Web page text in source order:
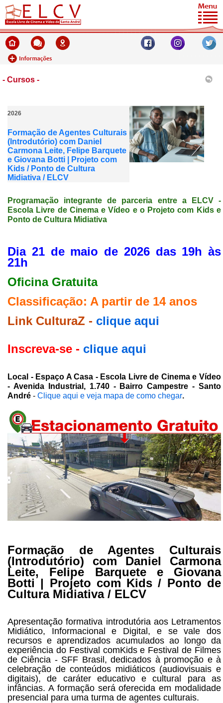
- Cursos -
2026
Formação de Agentes Culturais
(Introdutório) com Daniel
Carmona Leite, Felipe Barquete
e Giovana Botti | Projeto com
Kids / Ponto de Cultura
Midiativa / ELCV
Programação integrante de parceria entre a ELCV -
Escola Livre de Cinema e Vídeo e o Projeto com Kids e
Ponto de Cultura Midiativa
Dia 21 de maio de 2026 das 19h às
21h
Oficina Gratuita
Classificação: A partir de 14 anos
Link CulturaZ - clique aqui
Inscreva-se - clique aqui
Local - Espaço A Casa - Escola Livre de Cinema e Vídeo
- Avenida Industrial, 1.740 - Bairro Campestre - Santo
André - Clique aqui e veja mapa de como chegar.
Formação de Agentes Culturais
(Introdutório) com Daniel Carmona
Leite, Felipe Barquete e Giovana
Botti | Projeto com Kids / Ponto de
Cultura Midiativa / ELCV
Apresentação formativa introdutória aos Letramentos
Midiático, Informacional e Digital, e se vale dos
recursos e aprendizados acumulados ao longo da
experiência do Festival comKids e Festival de Filmes
de Ciência - SFF Brasil, dedicados à promoção e à
celebração de conteúdos midiáticos (audiovisuais e
digitais), de caráter educativo e cultural para as
infâncias. A formação será oferecida em modalidade
presencial para uma turma de agentes culturais.